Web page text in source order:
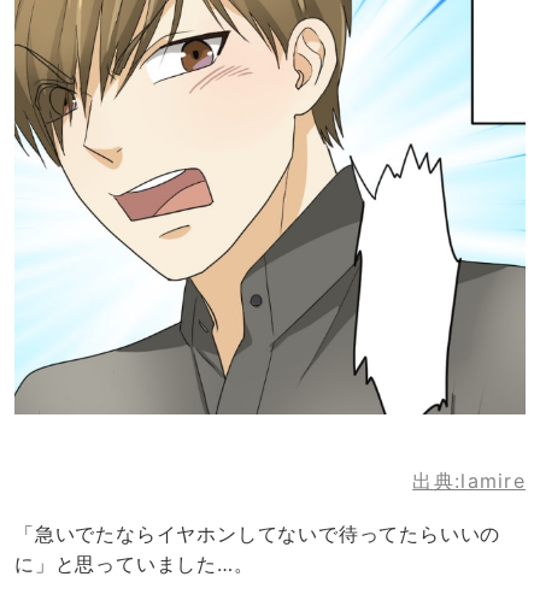
出典:lamire
「急いでたならイヤホンしてないで待ってたらいいの
に」と思っていました…。